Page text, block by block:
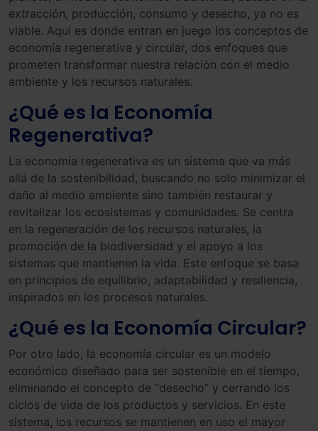
extracción, producción, consumo y desecho, ya no es
viable. Aquí es donde entran en juego los conceptos de
economía regenerativa y circular, dos enfoques que
prometen transformar nuestra relación con el medio
ambiente y los recursos naturales.
¿Qué es la Economía
Regenerativa?
La economía regenerativa es un sistema que va más
allá de la sostenibilidad, buscando no solo minimizar el
daño al medio ambiente sino también restaurar y
revitalizar los ecosistemas y comunidades. Se centra
en la regeneración de los recursos naturales, la
promoción de la biodiversidad y el apoyo a los
sistemas que mantienen la vida. Este enfoque se basa
en principios de equilibrio, adaptabilidad y resiliencia,
inspirados en los procesos naturales.
¿Qué es la Economía Circular?
Por otro lado, la economía circular es un modelo
económico diseñado para ser sostenible en el tiempo,
eliminando el concepto de “desecho” y cerrando los
ciclos de vida de los productos y servicios. En este
sistema, los recursos se mantienen en uso el mayor